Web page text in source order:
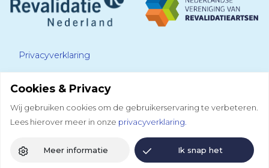
Cookies & Privacy
Wij gebruiken cookies om de gebruikerservaring te verbeteren.
Lees hierover meer in onze privacyverklaring.
Ik snap het
Meer informatie
Privacyverklaring
Disclaimer
Colofon